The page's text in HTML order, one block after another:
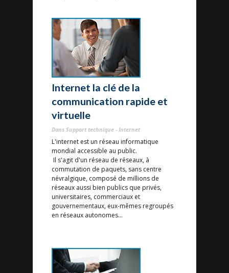
Internet la clé de la
communication rapide et
virtuelle
Dans Support technique - Internet
L'internet est un réseau informatique
mondial accessible au public.
Il s'agit d'un réseau de réseaux, à
commutation de paquets, sans centre
névralgique, composé de millions de
réseaux aussi bien publics que privés,
universitaires, commerciaux et
gouvernementaux, eux-mêmes regroupés
en réseaux autonomes...